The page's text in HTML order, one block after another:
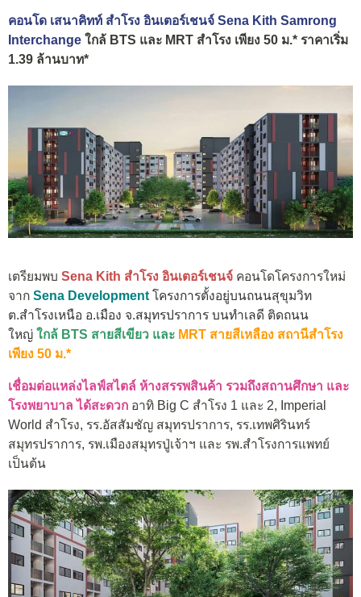
คอนโด เสนาคิทท์ สำโรง อินเตอร์เชนจ์ Sena Kith Samrong
Interchange ใกล้ BTS และ MRT สำโรง เพียง 50 ม.* ราคาเริ่ม
1.39 ล้านบาท*
เตรียมพบ Sena Kith สำโรง อินเตอร์เชนจ์ คอนโดโครงการใหม่
จาก Sena Development โครงการตั้งอยู่บนถนนสุขุมวิท
ต.สำโรงเหนือ อ.เมือง จ.สมุทรปราการ บนทำเลดี ติดถนน
ใหญ่ ใกล้ BTS สายสีเขียว และ MRT สายสีเหลือง สถานีสำโรง
เพียง 50 ม.*
เชื่อมต่อแหล่งไลฟ์สไตล์ ห้างสรรพสินค้า รวมถึงสถานศึกษา และ
โรงพยาบาล ได้สะดวก อาทิ Big C สำโรง 1 และ 2, Imperial
World สำโรง, รร.อัสสัมชัญ สมุทรปราการ, รร.เทพศิรินทร์
สมุทรปราการ, รพ.เมืองสมุทรปู่เจ้าฯ และ รพ.สำโรงการแพทย์
เป็นต้น